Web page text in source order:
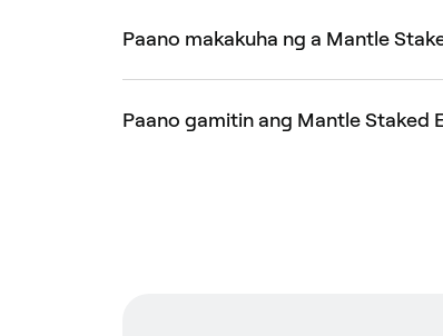
Paano makakuha ng a Mantle
Paano gamitin ang Mantle Staked